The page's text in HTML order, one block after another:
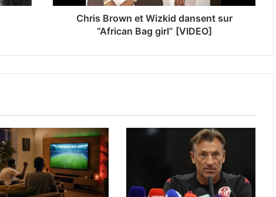
Chris Brown et Wizkid dansent sur
“African Bag girl” [VIDEO]